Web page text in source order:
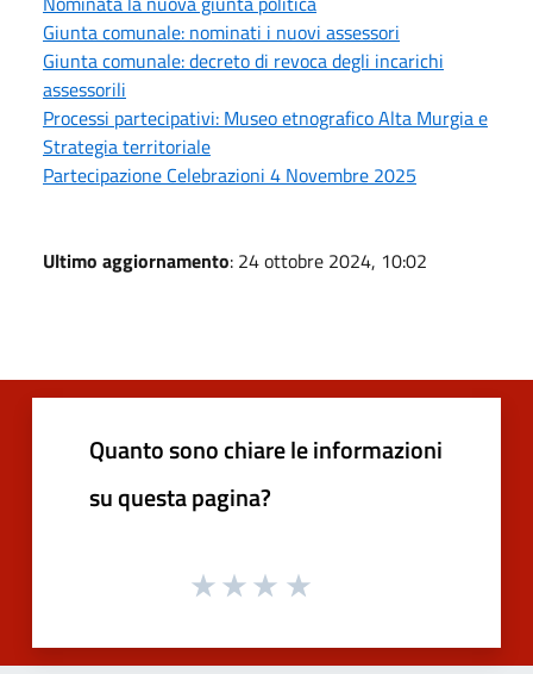
Giunta comunale: nominati i nuovi assessori
Giunta comunale: decreto di revoca degli incarichi
assessorili
Processi partecipativi: Museo etnografico Alta Murgia e
Strategia territoriale
Partecipazione Celebrazioni 4 Novembre 2025
Ultimo aggiornamento: 24 ottobre 2024, 10:02
Quanto sono chiare le informazioni
su questa pagina?